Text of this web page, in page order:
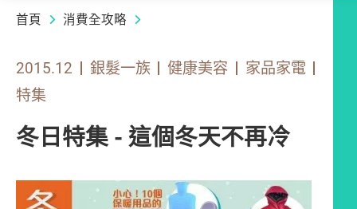
首頁 消費全攻略
2015.12 銀髮一族 健康美容
家品家電
特集
冬日特集 - 這個冬天不再冷